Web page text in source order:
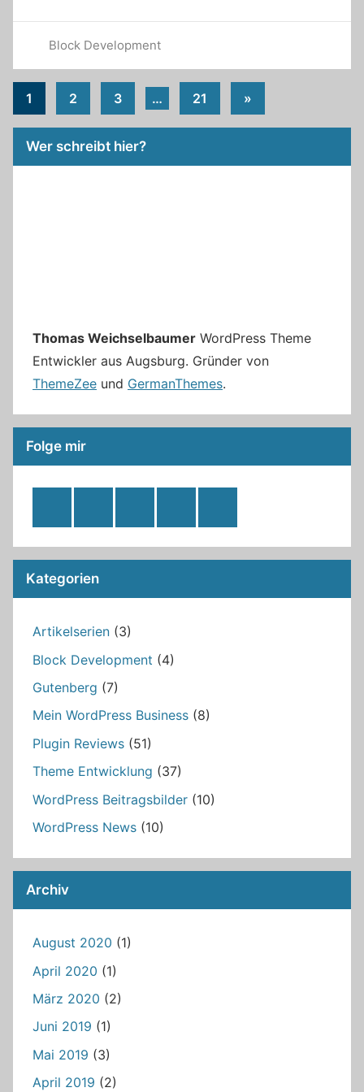
Block Development
Seitennummerierung
der
Beiträge
1 2 3 … 21
Nächste
Beiträge
»
Wer schreibt hier?
Thomas Weichselbaumer WordPress Theme
Entwickler aus Augsburg. Gründer von
ThemeZee und GermanThemes.
Folge mir
Feed
Kategorien
Artikelserien (3)
Block Development (4)
Gutenberg (7)
Mein WordPress Business (8)
Plugin Reviews (51)
Theme Entwicklung (37)
WordPress Beitragsbilder (10)
WordPress News (10)
Archiv
August 2020 (1)
April 2020 (1)
März 2020 (2)
Juni 2019 (1)
Mai 2019 (3)
April 2019 (2)